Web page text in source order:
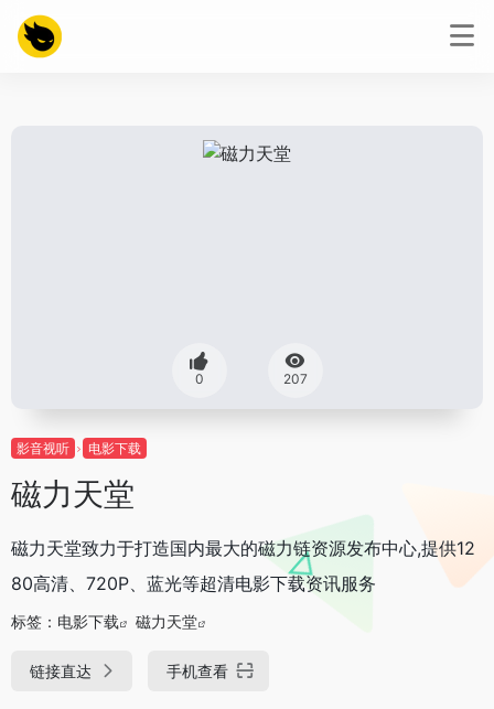
0 207
影音视听 电影下载
磁力天堂
磁力天堂致力于打造国内最大的磁力链资源发布中心,提供12
80高清、720P、蓝光等超清电影下载资讯服务
标签： 电影下载 磁力天堂
链接直达 手机查看